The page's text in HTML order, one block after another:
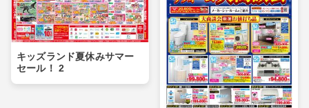
キッズランド夏休みサマー
セール！ 2